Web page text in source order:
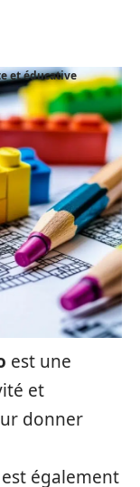
et éducative
est une
et
donner
également